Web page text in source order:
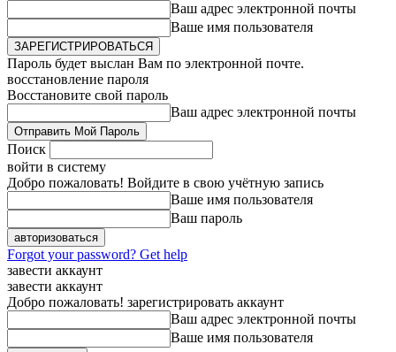
Ваш адрес электронной почты
Ваше имя пользователя
Пароль будет выслан Вам по электронной почте.
восстановление пароля
Восстановите свой пароль
Ваш адрес электронной почты
Поиск
войти в систему
Добро пожаловать! Войдите в свою учётную запись
Ваше имя пользователя
Ваш пароль
Forgot your password? Get help
завести аккаунт
завести аккаунт
Добро пожаловать! зарегистрировать аккаунт
Ваш адрес электронной почты
Ваше имя пользователя